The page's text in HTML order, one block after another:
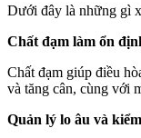
Dưới đây là những gì
Chất đạm làm ổn
Chất đạm giúp điều
và tăng cân, cùng với
Quản lý lo âu và